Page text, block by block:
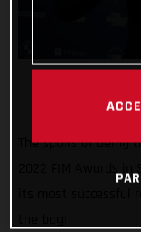
The spoils of being
2022 FIM Awards